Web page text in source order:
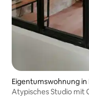
Eigentumswohnung in
Atypisches Studio mit